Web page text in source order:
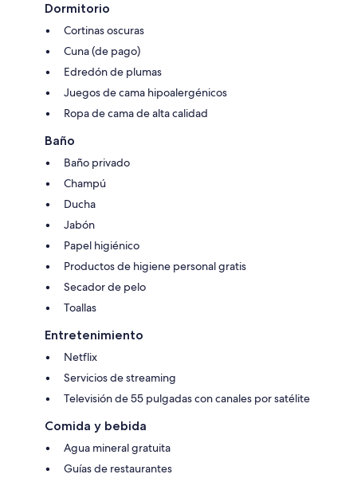
Dormitorio
Cortinas oscuras
Cuna (de pago)
Edredón de plumas
Juegos de cama hipoalergénicos
Ropa de cama de alta calidad
Baño
Baño privado
Champú
Ducha
Jabón
Papel higiénico
Productos de higiene personal gratis
Secador de pelo
Toallas
Entretenimiento
Netflix
Servicios de streaming
Televisión de 55 pulgadas con canales por satélite
Comida y bebida
Agua mineral gratuita
Guías de restaurantes